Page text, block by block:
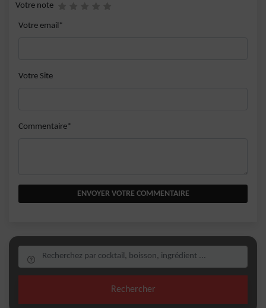
Votre note
Votre email*
Votre Site
Commentaire*
ENVOYER VOTRE COMMENTAIRE
Rechercher